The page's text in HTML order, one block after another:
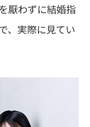
厭わずに結婚指
、実際に見てい